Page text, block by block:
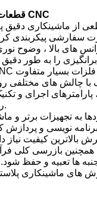
قطعات ماشینکاری پلاستیکی CNC
از ماشینکاری دقیق
سفارشی پیکربندی
های بالا ، وضوح
را به طور دقیق
چالش های مختلفی
پارامترهای اجرای و
روشی متفاوت نیاز دارد.
به تجهیزات برتر و
نویسی و پردازش
بالاترین کیفیت نیاز
بازرسی کلی
ها تعبیه و حفظ
های ماشینکاری